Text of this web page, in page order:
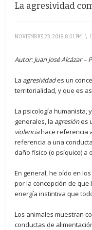
La agresividad
NOVIEMBRE 23, 2018 8:01 PM \
Autor:Juan José Alcázar–
La agresividades un
territorialidad, y que es
La psicología humanista,
generales, la agresiónes
violenciahace referencia
referencia a una
daño físico (o psíquico) a
En general, he oído en
por la concepción de que
energía instintiva que
Los animales muestran
conductas de